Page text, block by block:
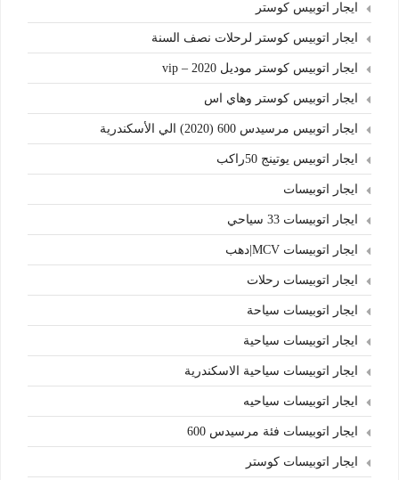
ايجار اتوبيس كوستر
ايجار اتوبيس كوستر لرحلات نصف السنة
ايجار اتوبيس كوستر موديل 2020 – vip
ايجار اتوبيس كوستر وهاي اس
ايجار اتوبيس مرسيدس 600 (2020) الي الأسكندرية
ايجار اتوبيس يوتينج 50راكب
ايجار اتوبيسات
ايجار اتوبيسات 33 سياحي
ايجار اتوبيسات MCV|دهب
ايجار اتوبيسات رحلات
ايجار اتوبيسات سياحة
ايجار اتوبيسات سياحية
ايجار اتوبيسات سياحية الاسكندرية
ايجار اتوبيسات سياحيه
ايجار اتوبيسات فئة مرسيدس 600
ايجار اتوبيسات كوستر